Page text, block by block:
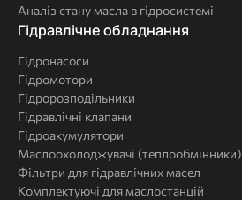
Аналіз стану масла в гідросистемі
Комплексні
Гідравлічне обладнання
Гідронасоси
Гідромотори
Гідророзподільники
Гідравлічні клапани
Гідроакумулятори
Маслоохолоджувачі (теплообмінники)
Фільтри для гідравлічних масел
Комплектуючі для маслостанцій